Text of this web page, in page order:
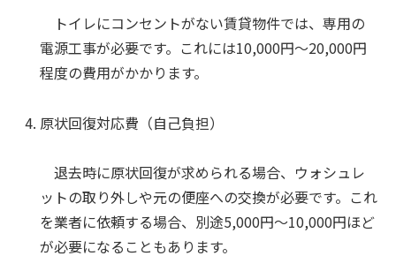
トイレにコンセントがない賃貸物件では、専用の
電源工事が必要です。これには10,000円〜20,000円
程度の費用がかかります。
原状回復対応費（自己負担）
退去時に原状回復が求められる場合、ウォシュレ
ットの取り外しや元の便座への交換が必要です。これ
を業者に依頼する場合、別途5,000円〜10,000円ほど
が必要になることもあります。